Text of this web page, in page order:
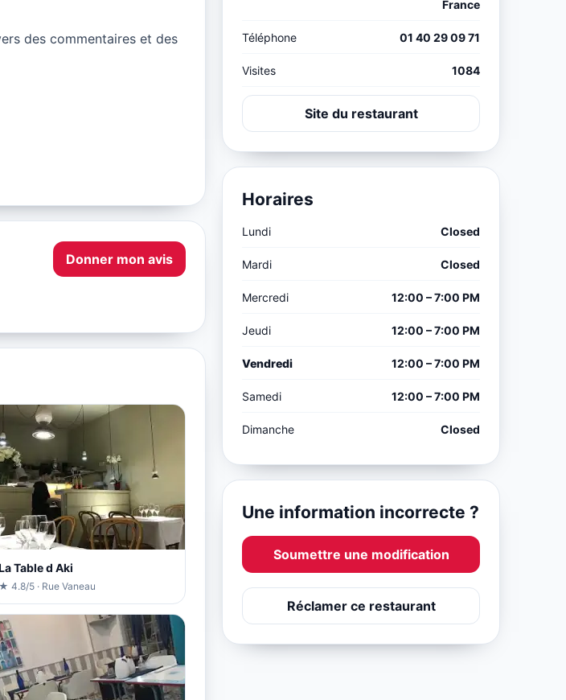
des commentaires et des
Donner mon avis
Table d Aki
★ 4.8/5 · Rue Vaneau
France
Téléphone 01 40 29 09 71
Visites 1084
Site du restaurant
Horaires
Lundi Closed
Mardi Closed
Mercredi 12:00 – 7:00 PM
Jeudi 12:00 – 7:00 PM
Vendredi 12:00 – 7:00 PM
Samedi 12:00 – 7:00 PM
Dimanche Closed
Une information incorrecte ?
Soumettre une modification
Réclamer ce restaurant